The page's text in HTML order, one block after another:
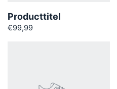
Producttitel
€99,99